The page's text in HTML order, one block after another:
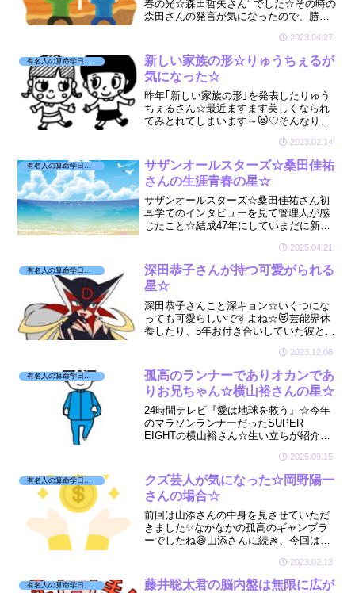
春の光☆森田哲矢さん” でした☆その時の
森田さんの発言が気になったので、勝手
た😅🔍森田さんに見て頂きたいです🔮🤗
2023.04.27
新しい家族の形☆りゅうちぇるが
気になった☆
昨年｢新しい家族の形｣を発表したりゅう
ちぇるさん☆最近ますます美しくなられ
てみとれてしまいます～😻♡そんなりゅ
2023.02.14
有名人の算命学日記☆
サザンオールスターズ☆桑田佳祐
さんの生涯青春の星☆
サザンオールスターズ☆桑田佳祐さん初
耳学でのインタビューを見て管理人が感
じたこと☆結成47年にしていまだに新し
2025.04.21
有名人の算命学日記☆
深田恭子さんが持つ可愛がられる
星☆
深田恭子さんこと深キョン☆いくつにな
っても可愛らしいですよね☆😻芸能界休
養したり、5年お付き合いしていた彼と破
ちょこっとだけ拝見しましたよ☆🔮2023.12.08
孤高のランナーでありオカンであ
りお兄ちゃん☆横山裕さんの星☆
24時間テレビ『愛は地球を救う』☆今年
のマラソンランナーだったSUPER
EIGHTの横山裕さん☆生い立ちが紹介さ
を拝見させていただきました☆🔮2025.09.15
有名人の算命学日記☆
クズ芸人が気になった☆岡野陽一
さんの場合☆
前回は山添さんの中身を見させていただ
きました✨なかなかの孤高のギャンブラ
ーでしたね😆山添さんに続き、今回は、
2023.02.13
有名人の算命学日記☆
藤井聡太君の脳内盤は無限に広が